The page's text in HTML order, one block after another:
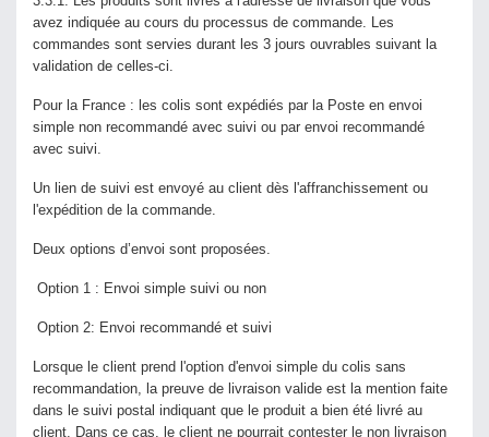
avez indiquée au cours du processus de commande. Les
commandes sont servies durant les 3 jours ouvrables suivant la
validation de celles-ci.
Pour la France : les colis sont expédiés par la Poste en envoi
simple non recommandé avec suivi ou par envoi recommandé
avec suivi.
Un lien de suivi est envoyé au client dès l'affranchissement ou
l'expédition de la commande.
Deux options d’envoi sont proposées.
Option 1 : Envoi simple suivi ou non
Option 2: Envoi recommandé et suivi
Lorsque le client prend l'option d'envoi simple du colis sans
recommandation, la preuve de livraison valide est la mention faite
dans le suivi postal indiquant que le produit a bien été livré au
client. Dans ce cas, le client ne pourrait contester le non livraison